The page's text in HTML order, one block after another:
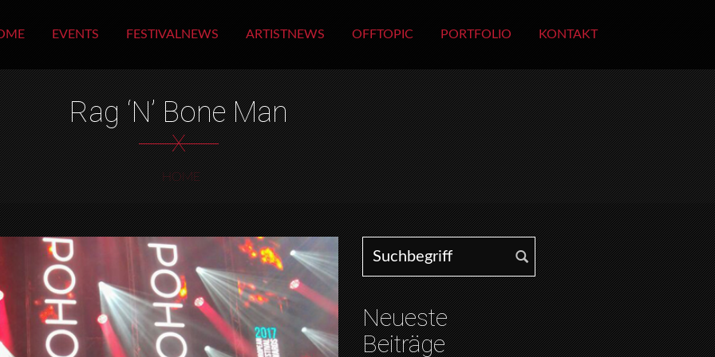
EVENTS FESTIVALNEWS ARTISTNEWS OFFTOPIC PORTFOLIO KONTAKT
Rag ‘n’ Bone Man
X
HOME
Search for:
Neueste
Beiträge